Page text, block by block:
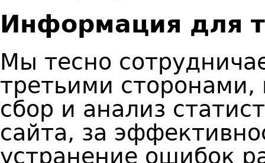
Информация для
Мы тесно
третьими сторонами,
сбор и анализ
сайта, за
устранение ошибок